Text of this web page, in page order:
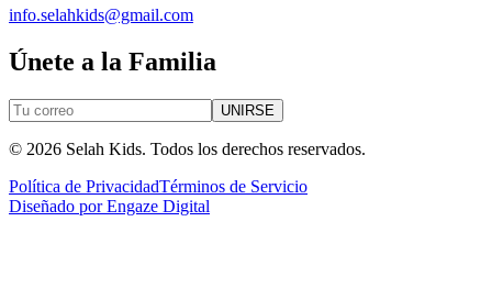
info.selahkids@gmail.com
Únete a la Familia
UNIRSE
© 2026 Selah Kids. Todos los derechos reservados.
Política de PrivacidadTérminos de Servicio
Diseñado porEngaze Digital